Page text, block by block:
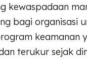
kewaspadaan
bagi organisasi
keamanan
terukur sejak